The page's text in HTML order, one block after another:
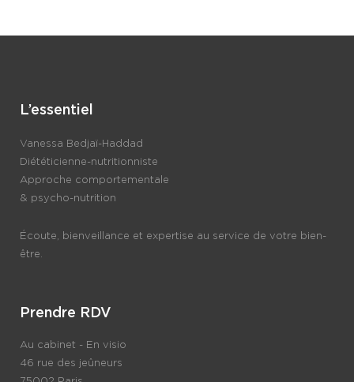
L’essentiel
Vanessa Bedjaï-Haddad
Diététicienne-nutritionniste
Approche comportementale
& psycho-nutrition
Écoute, bienveillance et expertise au service de votre bien-
être.
Prendre RDV
Au cabinet - En visio
46 rue des jeûneurs